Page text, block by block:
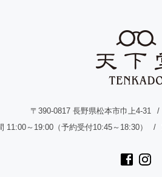
〒390-0817 長野県松本市巾上4-31
11:00～19:00（予約受付10:45～18:30）